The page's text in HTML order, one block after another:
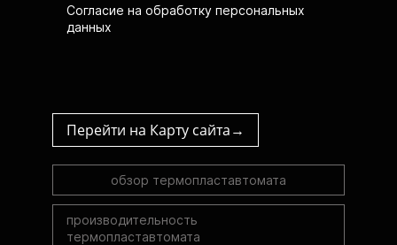
Согласие на обработку персональных
данных
Перейти на Карту сайта→
обзор термопластавтомата
производительность
термопластавтомата